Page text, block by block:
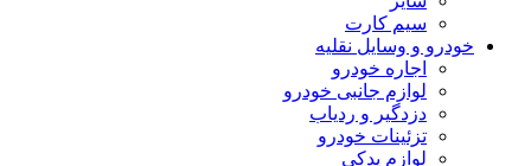
سیم کارت
خودرو و وسایل نقلیه
اجاره خودرو
لوازم جانبی خودرو
دزدگیر و ردیاب
تزئینات خودرو
لوازم یدکی